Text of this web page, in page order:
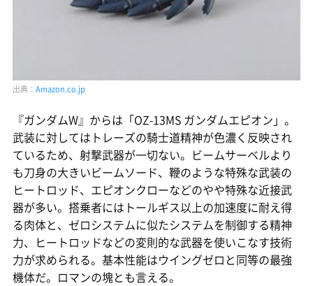
出典： Amazon.co.jp
『ガンダムW』からは「OZ-13MS ガンダムエピオン」。
武装に対してはトレーズの騎士道精神が色濃く反映され
ているため、射撃武器が一切ない。ビームサーベルより
も刀身の大きいビームソード、鞭のような特殊な武装の
ヒートロッド、エピオンクローなどのやや特殊な近接武
器が多い。搭乗者にはトールギス以上の加速度に耐え得
る肉体と、ゼロシステムに似たシステムを制御する精神
力、ヒートロッドなどの変則的な武器を使いこなす技術
力が求められる。基本性能はウイングゼロと同等の最強
機体だ。ロマンの塊とも言える。